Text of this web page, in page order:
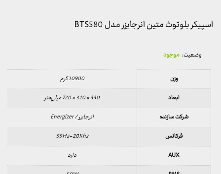
اسپیکر بلوتوث متین انرجایزر مدل BTS580
وضعیت: موجود
وزن
10900 گرم
ابعاد
330 × 320 × 720 میلی‌متر
شرکت سازنده
انرجایزر / Energizer
فرکانس
55Hz-20Khz
AUX
دارد